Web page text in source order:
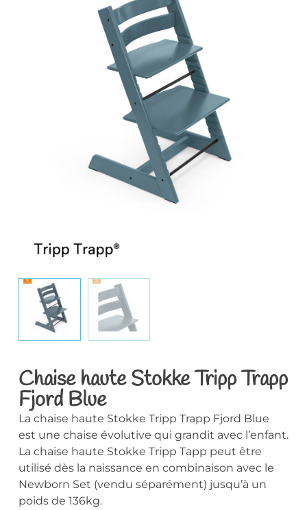
Chaise haute Stokke Tripp Trapp
Fjord Blue
La chaise haute Stokke Tripp Trapp Fjord Blue
est une chaise évolutive qui grandit avec l’enfant.
La chaise haute Stokke Tripp Tapp peut être
utilisé dès la naissance en combinaison avec le
Newborn Set (vendu séparément) jusqu’à un
poids de 136kg.